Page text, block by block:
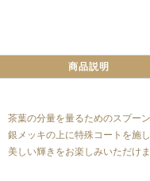
商品説明
茶葉の分量を量るためのスプーン
銀メッキの上に特殊コートを施
美しい輝きをお楽しみいただけま